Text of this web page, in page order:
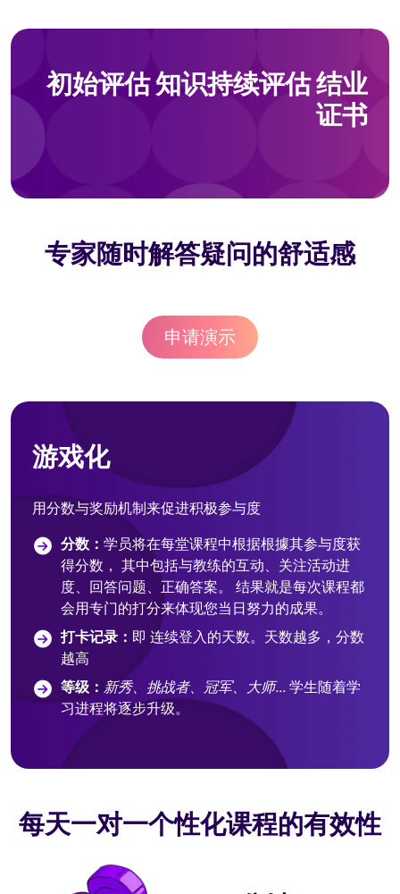
初始评估 知识持续评估 结业
证书
专家随时解答疑问的舒适感
申请演示
游戏化
用分数与奖励机制来促进积极参与度
分数： 学员将在每堂课程中根据根據其参与度获
得分数， 其中包括与教练的互动、关注活动进
度、回答问题、正确答案。 结果就是每次课程都
会用专门的打分来体现您当日努力的成果。
打卡记录： 即 连续登入的天数。天数越多，分数
越高
等级：新秀、挑战者、冠军、大师...学生随着学
习进程将逐步升级。
每天一对一个性化课程的有效性